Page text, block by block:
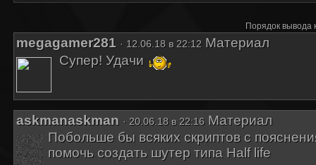
Порядок вывода
megagamer281 · 12.06.18 в 22:12 Материал
Супер! Удачи
askmanaskman · 20.06.18 в 22:16 Материал
Побольше бы всяких скриптов с
помочь создать шутер типа Half life